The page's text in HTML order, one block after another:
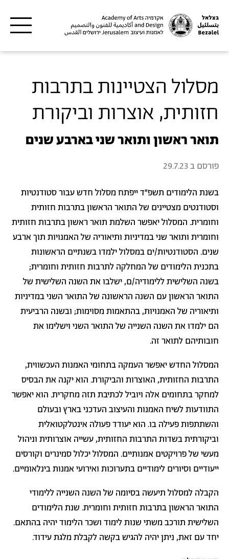
מסלול הצטיינות בתרבות
חזותית, אוצרות וביקורת
תואר ראשון ותואר שני בארבע שנים
פורסם ב29.7.23
בשנת הלימודים תשפ”ד ייפתח מסלול חדש עבור סטודנטיות
וסטודנטים מצטיינים של התואר הראשון בתרבות חזותית
וחומרית. המסלול יאפשר השלמת תואר ראשון בתרבות חזותית
וחומרית ותואר שני במדיניות ותיאוריה של האמנויות תוך ארבע
שנים. הסטודנטיות/ים במסלול ילמדו בשנתיים הראשונות
בתכנית הלימודים של המחלקה לתרבות חזותית וחומרית;
בשנה השלישית ללימודיה/ם, ישלבו את השנה השלישית של
התואר הראשון עם השנה הראשונה של התואר השני במדיניות
ותיאוריה של האמנויות, בהתאמות מסוימות; ובשנה הרביעית
הם ילמדו את השנה השנייה של התואר השני וישלימו את
חובותיהם לתואר זה.
המסלול החדש יאפשר העמקה בתחומי האמנות העכשווית,
התרבות החזותית, האוצרות והביקורת. הוא יקנה את הבסיס
למחקר בתחומים אלה ויוביל לכתיבת תזה מחקרית. הוא יאפשר
התוודעות לשיח האמנות והעיצוב העדכני בארץ ובעולם
והשתתפות פעילה בו. הוא יעודד פעולה אינטלקטואלית
וביקורתית בשדות התרבות החזותית, עשייה אוצרותית וניהול
מעשי של פרויקטים אמנותיים. המסלול יכלול סמינרים וקורסים
ייעודיים וסיורים לימודיים בתערוכות ואירועי אמנות בינלאומיים.
הקבלה למסלול תיעשה בסיומה של השנה השנייה ללימודי
התואר הראשון בתרבות חזותית וחומרית. שנת הלימודים
השלישית תורכב משתי שנות לימוד ושכר הלימוד יהיה בהתאם.
יחד עם זאת, ניתן יהיה להגיש בקשה לקבלת מלגת עידוד.